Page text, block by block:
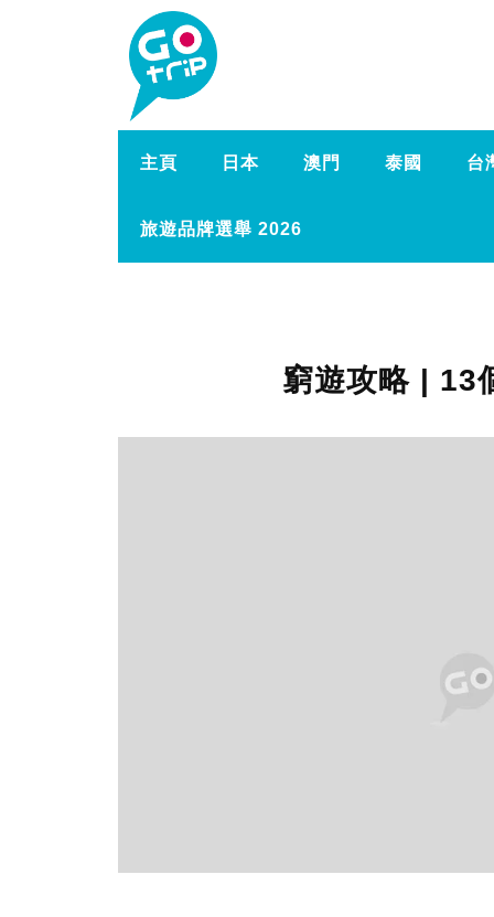
主頁 日本 澳門 泰國 台
旅遊品牌選舉 2026
窮遊攻略 | 13